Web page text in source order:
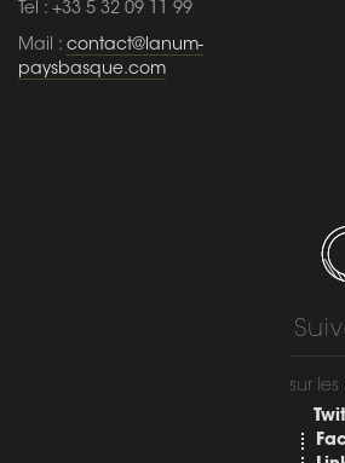
Tel : +33 5 32 09 11 99
Mail : contact@lanum-
paysbasque.com
sur les